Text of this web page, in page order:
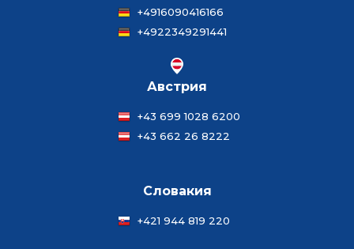
+4916090416166
+4922349291441
Австрия
+43 699 1028 6200
+43 662 26 8222
Словакия
+421 944 819 220